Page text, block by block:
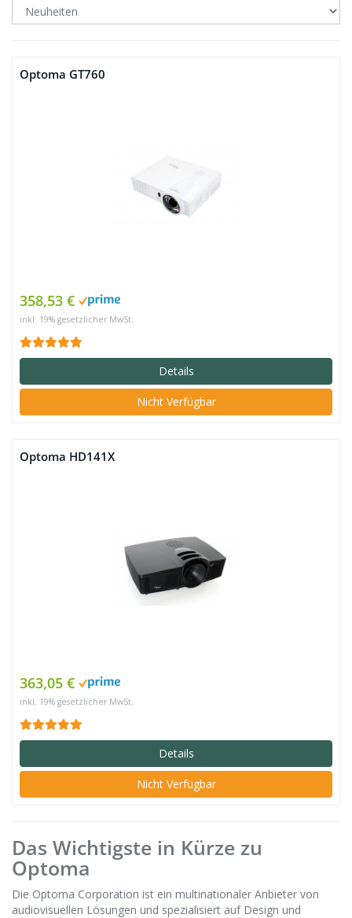
Optoma GT760
358,53 €
inkl. 19% gesetzlicher MwSt.
Details
Nicht Verfügbar
Optoma HD141X
363,05 €
inkl. 19% gesetzlicher MwSt.
Details
Nicht Verfügbar
Das Wichtigste in Kürze zu
Optoma
Die Optoma Corporation ist ein multinationaler Anbieter von
audiovisuellen Lösungen und spezialisiert auf Design und